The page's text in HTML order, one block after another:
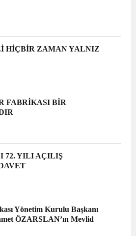
HİÇBİR ZAMAN YALNIZ
FABRİKASI BİR
72. YILI AÇILIŞ
Yönetim Kurulu Başkanı
ÖZARSLAN’ın Mevlid